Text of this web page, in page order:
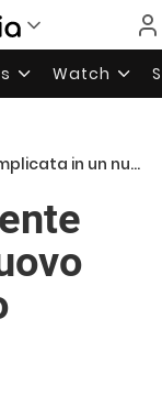
Watch
sul “lavoro forzato” in Cina